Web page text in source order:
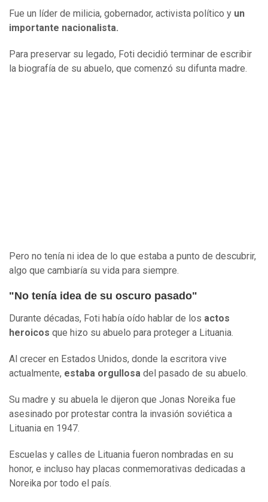
Fue un líder de milicia, gobernador, activista político y un
importante nacionalista.
Para preservar su legado, Foti decidió terminar de escribir
la biografía de su abuelo, que comenzó su difunta madre.
Pero no tenía ni idea de lo que estaba a punto de descubrir,
algo que cambiaría su vida para siempre.
"No tenía idea de su oscuro pasado"
Durante décadas, Foti había oído hablar de los actos
heroicos que hizo su abuelo para proteger a Lituania.
Al crecer en Estados Unidos, donde la escritora vive
actualmente, estaba orgullosa del pasado de su abuelo.
Su madre y su abuela le dijeron que Jonas Noreika fue
asesinado por protestar contra la invasión soviética a
Lituania en 1947.
Escuelas y calles de Lituania fueron nombradas en su
honor, e incluso hay placas conmemorativas dedicadas a
Noreika por todo el país.